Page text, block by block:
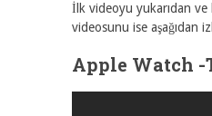
İlk videoyu yukarıdan ve
videosunu ise aşağıdan
Apple Watch